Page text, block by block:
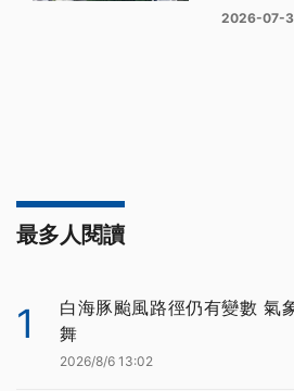
2026-07-
最多人閱讀
1
白海豚颱風路徑仍有變數 氣
舞
2026/8/6 13:02